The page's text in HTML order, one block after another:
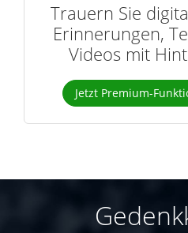
Trauern Sie
Erinnerungen,
Videos mit
Jetzt Premium-